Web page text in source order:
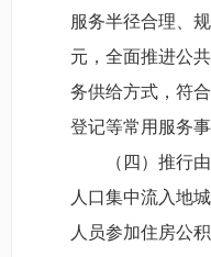
服务半径合理、
元，全面推进公
务供给方式，符
登记等常用服务
（四）推行
人口集中流入地
人员参加住房公